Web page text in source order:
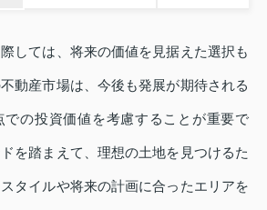
しては、将来の価値を見据えた選択も
動産市場は、今後も発展が期待される
での投資価値を考慮することが重要で
を踏まえて、理想の土地を見つけるた
タイルや将来の計画に合ったエリアを